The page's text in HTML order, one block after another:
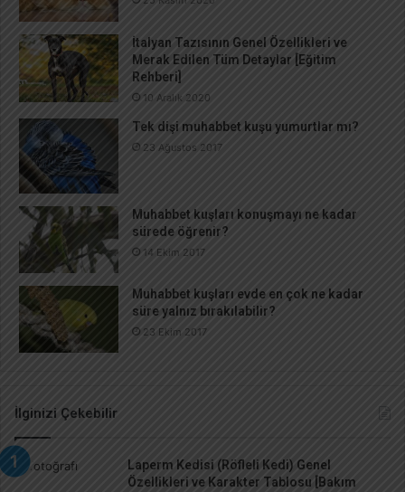
İtalyan Tazısının Genel Özellikleri ve
Merak Edilen Tüm Detaylar [Eğitim
Rehberi]
10 Aralık 2020
Tek dişi muhabbet kuşu yumurtlar mı?
23 Ağustos 2017
Muhabbet kuşları konuşmayı ne kadar
sürede öğrenir?
14 Ekim 2017
Muhabbet kuşları evde en çok ne kadar
süre yalnız bırakılabilir?
23 Ekim 2017
İlginizi Çekebilir
Laperm Kedisi (Röfleli Kedi) Genel
Özellikleri ve Karakter Tablosu [Bakım